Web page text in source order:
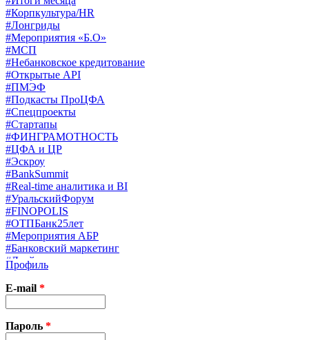
#Корпкультура/HR
#Лонгриды
#Мероприятия «Б.О»
#МСП
#Небанковское кредитование
#Открытые API
#ПМЭФ
#Подкасты ПроЦФА
#Спецпроекты
#Стартапы
#ФИНГРАМОТНОСТЬ
#ЦФА и ЦР
#Эскроу
#BankSummit
#Real-time аналитика и BI
#УральскийФорум
#FINOPOLIS
#ОТПБанк25лет
#Мероприятия АБР
#Банковский маркетинг
#Драйверы страхования
#Финконгресс ЦБ
#PB&WM
#UX/CX
#Экосистемы
X
Профиль
E-mail *
Пароль *